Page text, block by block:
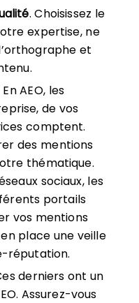
. Choisissez le
expertise, ne
et
En AEO, les
de vos
comptent.
des mentions
thématique.
sociaux, les
portails
vos mentions
place une veille
réputation.
derniers ont un
Assurez-vous